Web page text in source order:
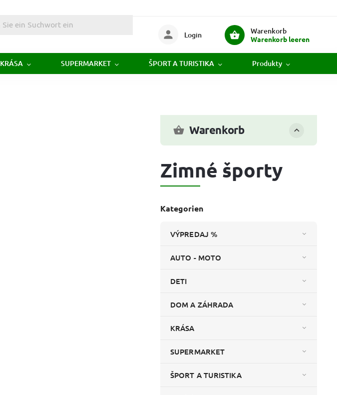
Warenkorb
Warenkorb leeren
Login
KRÁSA SUPERMARKET ŠPORT A TURISTIKA Produkty
Warenkorb
Zimné športy
Kategorien
VÝPREDAJ %
AUTO - MOTO
DETI
DOM A ZÁHRADA
KRÁSA
SUPERMARKET
ŠPORT A TURISTIKA